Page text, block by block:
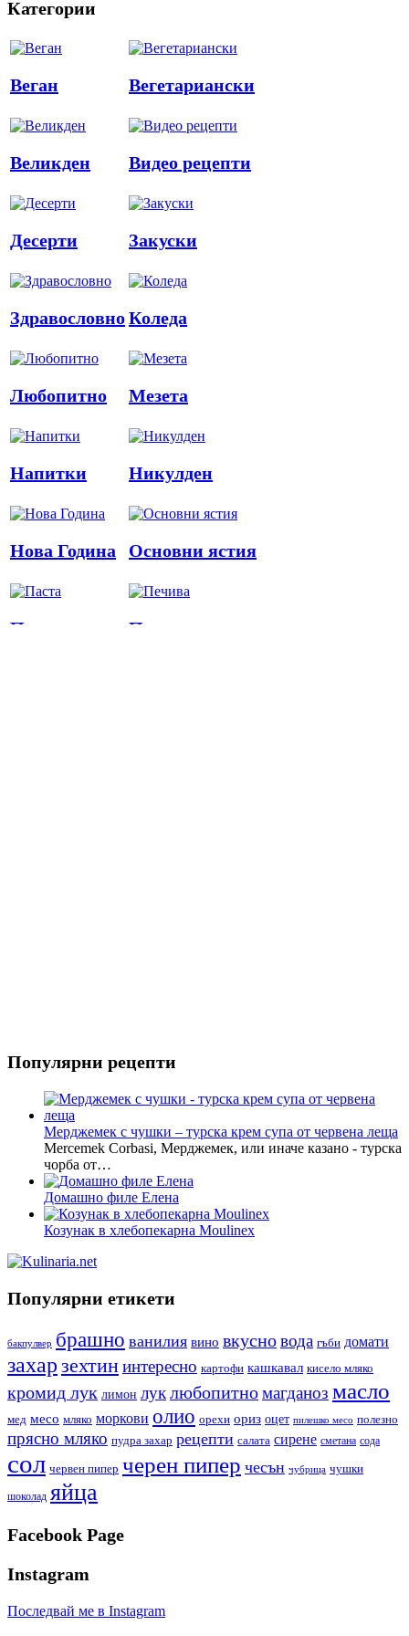
Категории
Веган Вегетариански
Великден Видео рецепти
Десерти Закуски
ЗдравословноКоледа
Любопитно Мезета
Напитки Никулден
Нова Година Основни ястия
Паста Печива
Популярни рецепти
Мерджемек с чушки – турска крем супа от червена леща
Mercemek Corbasi, Мерджемек, или иначе казано - турска
чорба от…
Домашно филе Елена
Козунак в хлебопекарна Moulinex
Популярни етикети
бакпулвер брашно ванилия вино вкусновода гъби домати
захар зехтининтересно картофи кашкавал кисело мляко
кромид лук лимон луклюбопитномагданоз масло
мед месо мляко моркови олио орехи ориз оцет пилешко месо полезно
прясно мляко пудра захар рецепти салата сирене сметана сода
сол червен пипер черен пипер чесън чубрица чушки
шоколад яйца
Facebook Page
Instagram
Последвай ме в Instagram